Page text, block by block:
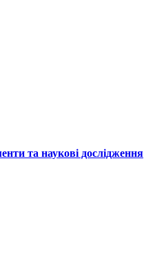
та наукові дослідження